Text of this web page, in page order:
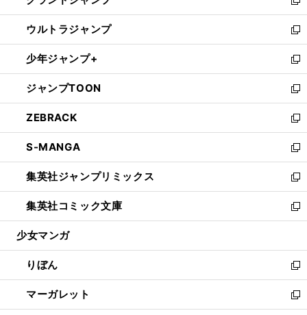
開
く
ウ
で
開
く
ン
ド
ウ
で
開
く
ウ
ィ
ン
ド
ウ
で
開
く
新
し
い
ウ
ィ
ン
ド
ウ
で
開
く
ウルトラジャンプ
新
し
い
ウ
ィ
ン
ド
ウ
で
開
く
少年ジャンプ+
新
し
い
ウ
ィ
ン
ド
ウ
で
開
く
ジャンプTOON
新
し
い
ウ
ィ
ン
ド
ウ
で
開
ZEBRACK
新
し
い
ウ
ィ
ン
ド
ウ
開
く
S-MANGA
新
し
い
ウ
ィ
ン
ウ
で
開
く
集英社ジャンプリミックス
新
し
い
ウ
ン
ド
ウ
で
開
集英社コミック文庫
新
し
ウ
ィ
ン
ド
ウ
少女マンガ
りぼん
新
し
い
ウ
マーガレット
新
し